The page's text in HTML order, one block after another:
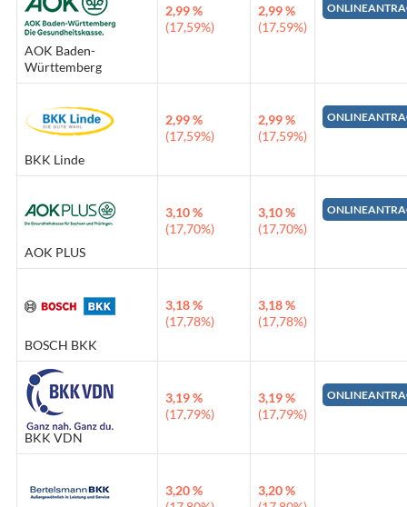
AOK Baden-
Württemberg
2,99 %
(17,59%)
2,99 %
(17,59%)
BKK Linde
2,99 %
(17,59%)
2,99 %
(17,59%)
AOK PLUS
3,10 %
(17,70%)
3,10 %
(17,70%)
BOSCH BKK
3,18 %
(17,78%)
3,18 %
(17,78%)
BKK VDN
3,19 %
(17,79%)
3,19 %
(17,79%)
3,20 %
3,20 %